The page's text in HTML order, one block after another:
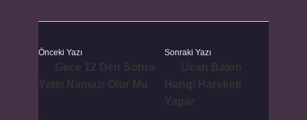
Önceki Yazı Sonraki Yazı